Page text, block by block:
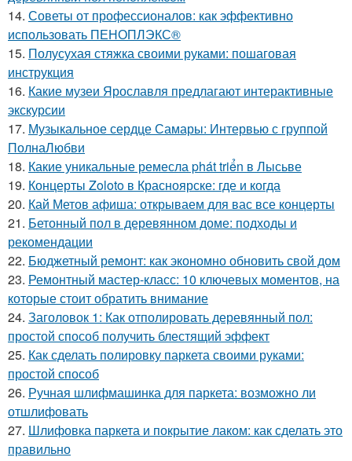
14. Советы от профессионалов: как эффективно
использовать ПЕНОПЛЭКС®
15. Полусухая стяжка своими руками: пошаговая
инструкция
16. Какие музеи Ярославля предлагают интерактивные
экскурсии
17. Музыкальное сердце Самары: Интервью с группой
ПолнаЛюбви
18. Какие уникальные ремесла phát triển в Лысьве
19. Концерты Zoloto в Красноярске: где и когда
20. Кай Метов афиша: открываем для вас все концерты
21. Бетонный пол в деревянном доме: подходы и
рекомендации
22. Бюджетный ремонт: как экономно обновить свой дом
23. Ремонтный мастер-класс: 10 ключевых моментов, на
которые стоит обратить внимание
24. Заголовок 1: Как отполировать деревянный пол:
простой способ получить блестящий эффект
25. Как сделать полировку паркета своими руками:
простой способ
26. Ручная шлифмашинка для паркета: возможно ли
отшлифовать
27. Шлифовка паркета и покрытие лаком: как сделать это
правильно